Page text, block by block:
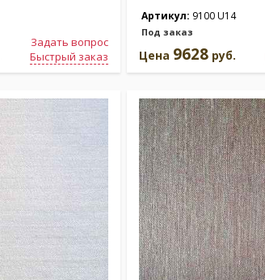
Задать вопрос
Быстрый заказ
Артикул: 9100 U14
Под заказ
Цена 9628 руб.